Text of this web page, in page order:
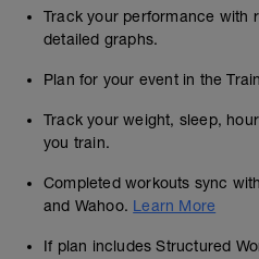
Track your performance with
detailed graphs.
Plan for your event in the
Track your weight, sleep,
you train.
Completed workouts sync
and Wahoo. Learn More
If plan includes Structured